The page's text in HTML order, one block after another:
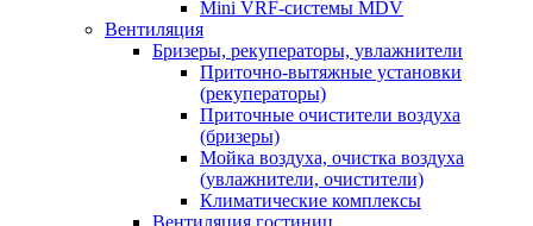
Mini VRF-системы MDV
Вентиляция
Бризеры, рекуператоры, увлажнители
Приточно-вытяжные установки
(рекуператоры)
Приточные очистители воздуха
(бризеры)
Мойка воздуха, очистка воздуха
(увлажнители, очистители)
Климатические комплексы
Вентиляция гостиниц